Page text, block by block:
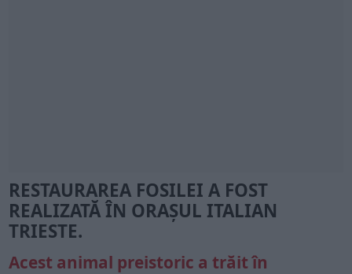
RESTAURAREA FOSILEI A FOST
REALIZATĂ ÎN ORAŞUL ITALIAN
TRIESTE.
Acest animal preistoric a trăit în